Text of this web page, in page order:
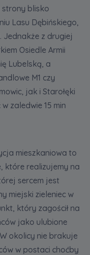
strony blisko
Lasu Dębińskiego,
Jednakże z drugiej
Osiedle Armii
Lubelską, a
M1 czy
jak i Starołęki
zaledwie 15 min
mieszkaniowa to
które realizujemy na
sercem jest
miejski zieleniec w
który zagościł na
jako ulubione
okolicy nie brakuje
w postaci choćby